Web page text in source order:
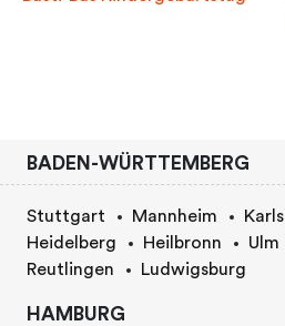
BADEN-WÜRTTEMBERG
Stuttgart Mannheim
Heidelberg
Heilbronn Ulm
Reutlingen
Ludwigsburg
HAMBURG